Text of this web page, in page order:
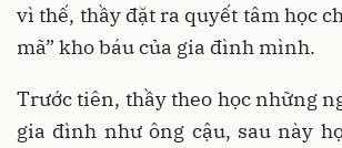
vì thế, thầy đặt ra quyết tâm học
mã” kho báu của gia đình mình.
Trước tiên, thầy theo học những
gia đình như ông cậu, sau này